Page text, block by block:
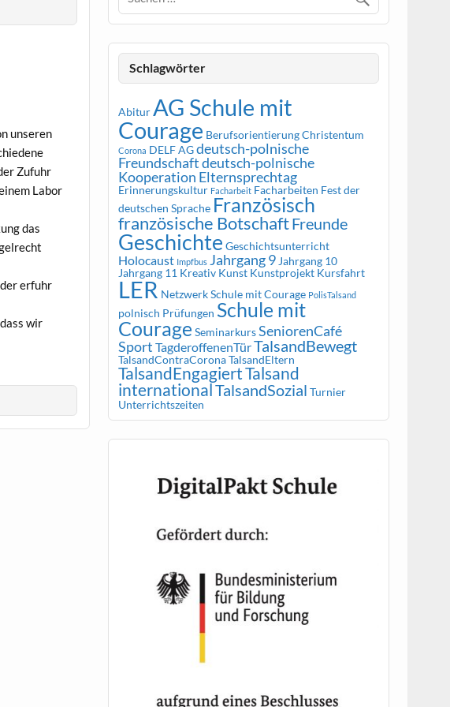
unseren
Zufuhr
Labor
das
erfuhr
wir
Schlagwörter
AbiturAG Schule mit
Courage BerufsorientierungChristentum
Corona DELF AGdeutsch-polnische
Freundschaftdeutsch-polnische
Kooperation Elternsprechtag
Erinnerungskultur Facharbeit Facharbeiten Fest der
deutschen Sprache Französisch
französische BotschaftFreunde
Geschichte Geschichtsunterricht
Holocaust Impfbus Jahrgang 9 Jahrgang 10
Jahrgang 11 Kreativ Kunst Kunstprojekt Kursfahrt
LER Netzwerk Schule mit Courage PolisTalsand
polnisch Prüfungen Schule mit
Courage SeminarkursSeniorenCafé
Sport TagderoffenenTürTalsandBewegt
TalsandContraCoronaTalsandEltern
TalsandEngagiertTalsand
internationalTalsandSozial Turnier
Unterrichtszeiten